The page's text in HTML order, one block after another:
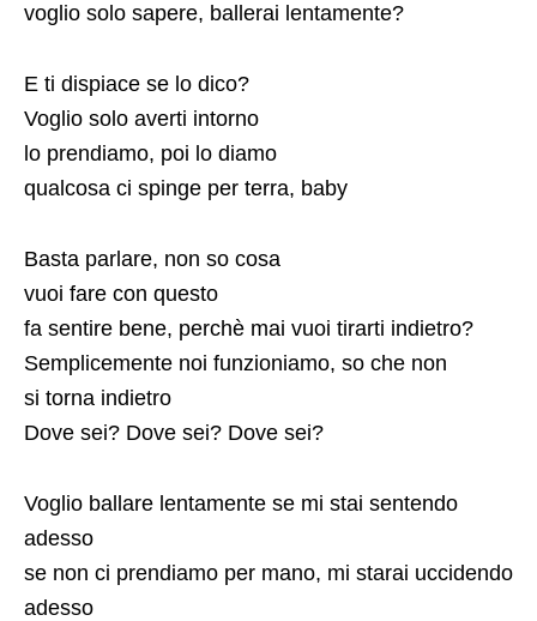
voglio solo sapere, ballerai lentamente?
E ti dispiace se lo dico?
Voglio solo averti intorno
lo prendiamo, poi lo diamo
qualcosa ci spinge per terra, baby
Basta parlare, non so cosa
vuoi fare con questo
fa sentire bene, perchè mai vuoi tirarti indietro?
Semplicemente noi funzioniamo, so che non
si torna indietro
Dove sei? Dove sei? Dove sei?
Voglio ballare lentamente se mi stai sentendo
adesso
se non ci prendiamo per mano, mi starai uccidendo
adesso